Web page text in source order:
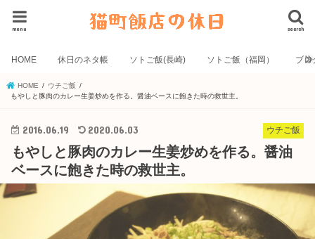
search
menu
HOME 休日のネタ帳 ソトご飯(長崎) ソトご飯（福岡） ブロ
HOME
ウチご飯
もやしと豚肉のカレー生姜炒めを作る。醤油ベースに飽きた時の救世主。
ウチご飯
2016.06.19 2020.06.03
もやしと豚肉のカレー生姜炒めを作る。醤油
ベースに飽きた時の救世主。